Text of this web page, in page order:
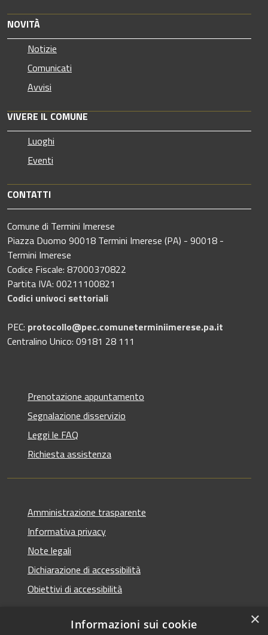
NOVITÀ
Notizie
Comunicati
Avvisi
VIVERE IL COMUNE
Luoghi
Eventi
CONTATTI
Comune di Termini Imerese
Piazza Duomo 90018 Termini Imerese (PA) - 90018 -
Termini Imerese
Codice Fiscale: 87000370822
Partita IVA: 00211100821
Codici univoci settoriali
PEC: protocollo@pec.comuneterminiimerese.pa.it
Centralino Unico: 09181 28 111
Prenotazione appuntamento
Segnalazione disservizio
Leggi le FAQ
Richiesta assistenza
Amministrazione trasparente
Informativa privacy
Note legali
Dichiarazione di accessibilità
Obiettivi di accessibilità
×
Informazioni sui cookie